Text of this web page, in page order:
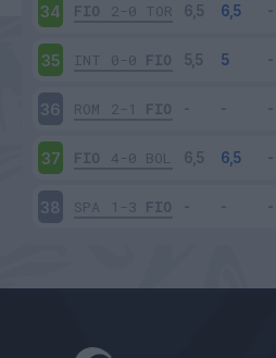
34 FIO 2-0 TOR
35 INT 0-0 FIO
36 ROM 2-1 FIO
37 FIO 4-0 BOL
38 SPA 1-3 FIO